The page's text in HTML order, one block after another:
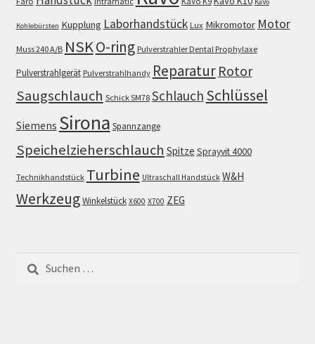
Kohlebürsten Kupplung Laborhandstück Lux Mikromotor Motor
Muss 240 A/B NSKO-ring Pulverstrahler Dental Prophylaxe
Pulverstrahlgerät Pulverstrahlhandy Reparatur Rotor
Saugschlauch Schick SM78 Schlauch Schlüssel
Siemens Sirona Spannzange
Speichelzieherschlauch Spitze Sprayvit 4000
Technikhandstück Turbine Ultraschall Handstück W&H
WerkzeugWinkelstück X600 X700 ZEG
Suchen
nach: